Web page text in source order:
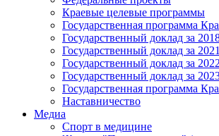
Краевые целевые программы
Государственная программа
Государственный доклад за
Государственный доклад за
Государственный доклад за
Государственный доклад за
Государственная программа
Наставничество
Медиа
Спорт в медицине